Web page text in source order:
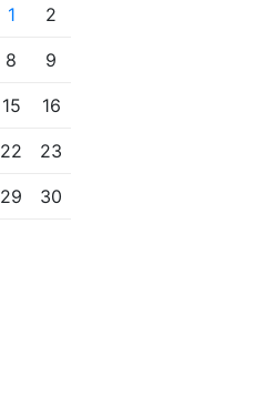
1 2
8 9
15 16
22 23
29 30